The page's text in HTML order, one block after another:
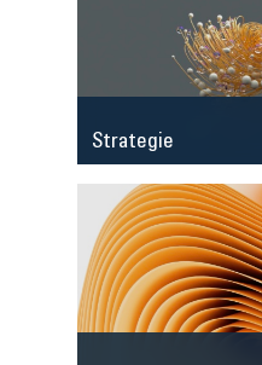
Strategie